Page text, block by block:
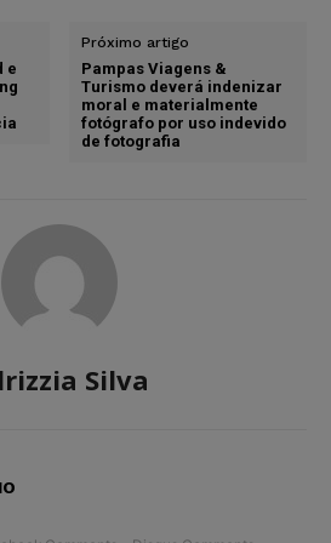
e
Próximo artigo
Pampas Viagens &
Turismo deverá indenizar
moral e materialmente
fotógrafo por uso indevido
de fotografia
Silva